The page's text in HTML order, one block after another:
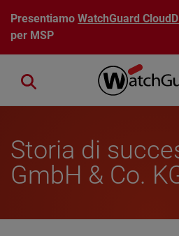
Salta al contenuto principale
PresentiamoWatchGuard
per MSP
Close search
Storia di
GmbH & Co.